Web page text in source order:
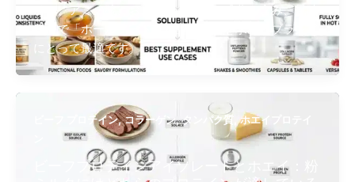
チン、アミノ酸、およびさまざまな成分を含み、風味
豊かで「ホールフード」を謳う原料を求めるブランド
にとって最適です。
ビーフ プロテイン​,コラーゲン,タンパク質 ,ホエイプロテイ
ビーフプロテインアイソレートとホエイ：粉